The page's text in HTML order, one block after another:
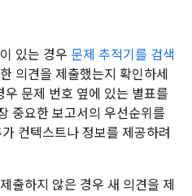
있는 경우 문제 추적기를 검색
의견을 제출했는지 확인하세
문제 번호 옆에 있는 별표를
중요한 보고서의 우선순위를
컨텍스트나 정보를 제공하려
출하지 않은 경우 새 의견을 제